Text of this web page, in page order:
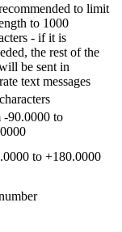
to limit
to 1000
- if it is
the rest of the
be sent in
text messages
-90.0000 to
to +180.0000